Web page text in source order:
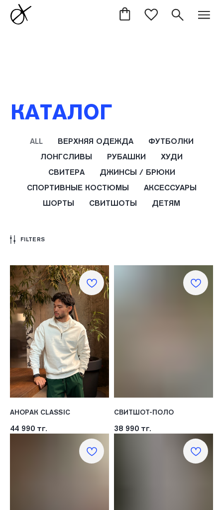
ALL ВЕРХНЯЯ ОДЕЖДА
ФУТБОЛКИ
ЛОНГСЛИВЫ
РУБАШКИ
ХУДИ
СВИТЕРА
ДЖИНСЫ / БРЮКИ
СПОРТИВНЫЕ КОСТЮМЫ
АКСЕССУАРЫ
ШОРТЫ
СВИТШОТЫ ДЕТЯМ
FILTERS
АНОРАК CLASSIC
44 990 тг.
СВИТШОТ-ПОЛО
38 990 тг.